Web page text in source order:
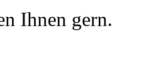
Ihnen gern.